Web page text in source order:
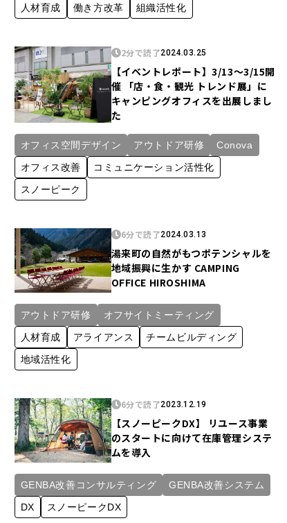
人材育成
働き方改革 組織活性化
2分で読了2024.03.25
【イベントレポート】3/13～3/15開
催 「店・食・観光 トレンド展」に
キャンピングオフィスを出展しまし
た
オフィス空間デザイン アウトドア研修
Conova
オフィス改善
コミュニケーション活性化
スノーピーク
6分で読了2024.03.13
湯来町の自然がもつポテンシャルを
地域振興に生かす CAMPING
OFFICE HIROSHIMA
アウトドア研修
オフサイトミーティング
人材育成
アライアンス
チームビルディング
地域活性化
6分で読了2023.12.19
【スノーピークDX】 リユース事業
のスタートに向けて在庫管理システ
ムを導入
GENBA改善コンサルティング
GENBA改善システム
DX
スノーピークDX